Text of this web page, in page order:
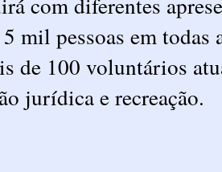
mil pessoas em
de 100 voluntários
jurídica e recreação.